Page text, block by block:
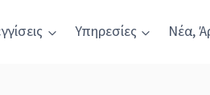
Υπηρεσίες Νέα,